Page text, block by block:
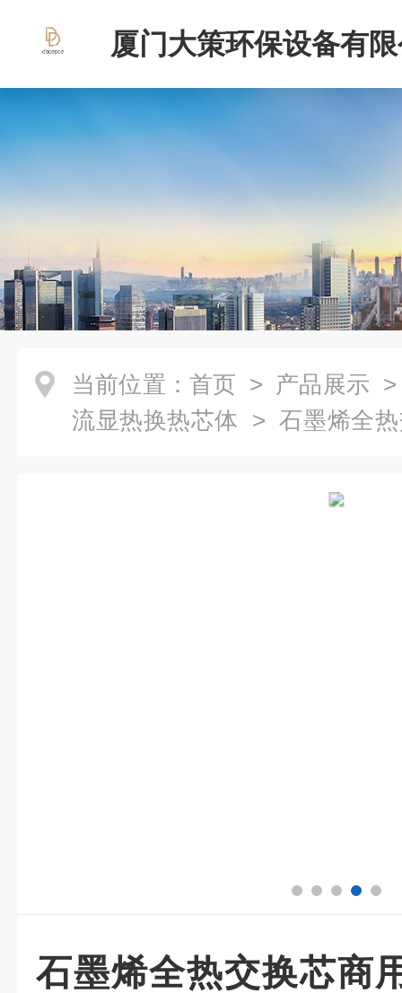
厦门大策环保设备有
当前位置： 首页 > 产品展示
流显热换热芯体 > 石墨烯全
石墨烯全热交换芯商